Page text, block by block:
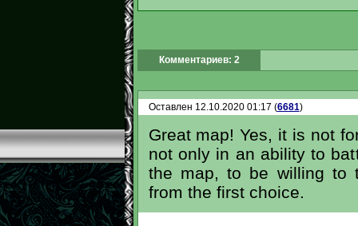
Комментариев: 2
Оставлен 12.10.2020 01:17 (6681)
Great map! Yes, it is not
not only in an ability to
the map, to be willing to
from the first choice.